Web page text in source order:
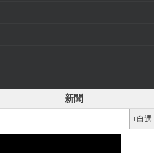
新聞
+自選